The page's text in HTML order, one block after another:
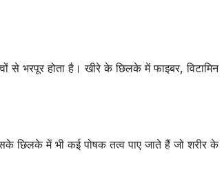
से भरपूर होता है। खीरे के छिलके में फाइबर, विटामिन
छिलके में भी कई पोषक तत्व पाए जाते हैं जो शरीर के